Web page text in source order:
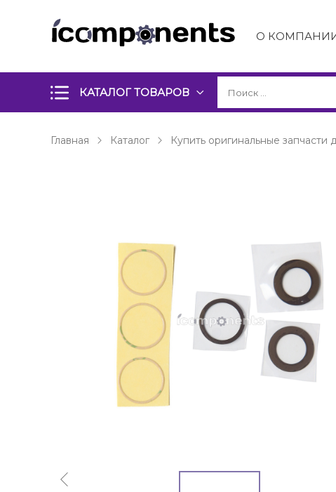
О
КАТАЛОГ ТОВАРОВ
Главная Каталог Купить оригинальные